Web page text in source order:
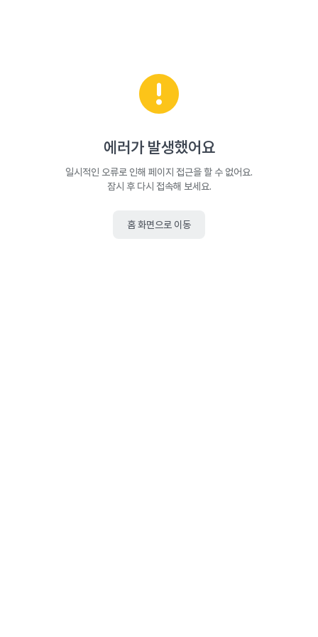
에러가 발생했어요
일시적인 오류로 인해 페이지 접근을 할 수 없어요.
잠시 후 다시 접속해 보세요.
홈 화면으로 이동